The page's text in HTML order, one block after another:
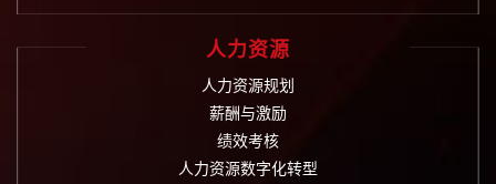
人力资源
人力资源规划
薪酬与激励
绩效考核
人力资源数字化转型